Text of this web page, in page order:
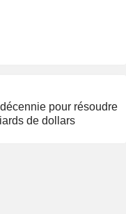
pour résoudre
de dollars